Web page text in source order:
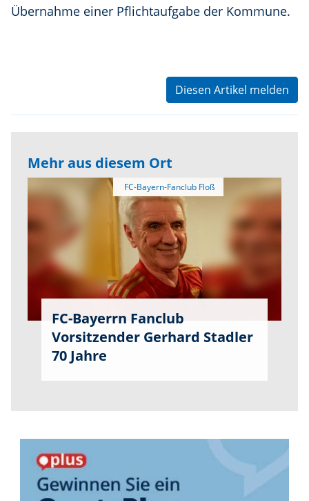
Übernahme einer Pflichtaufgabe der Kommune.
Diesen Artikel melden
Mehr aus diesem Ort
FC-Bayerrn Fanclub
Vorsitzender Gerhard Stadler
70 Jahre